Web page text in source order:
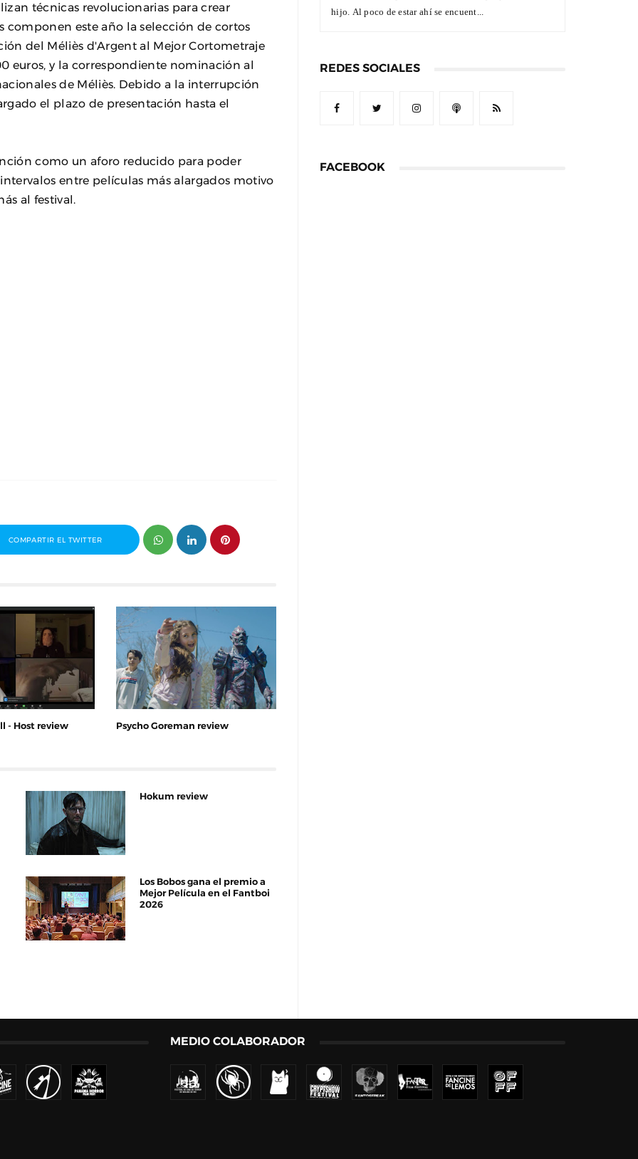
técnicas revolucionarias para crear
este año la selección de cortos
del Méliès d'Argent al Mejor Cortometraje
euros, y la correspondiente nominación al
de Méliès. Debido a la interrupción
el plazo de presentación hasta el
como un aforo reducido para poder
entre películas más alargados motivo
al festival.
COMPARTIR EL TWITTER
- Host review Psycho Goreman review
Hokum review
Los Bobos gana el premio a
Mejor Película en el Fantboi
2026
hijo. Al poco de estar ahí se encuent...
REDES SOCIALES
FACEBOOK
MEDIO COLABORADOR